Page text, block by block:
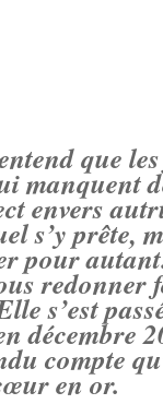
que
manquent
envers
s’y prête,
pour
redonner
s’est
décembre
compte
en or.